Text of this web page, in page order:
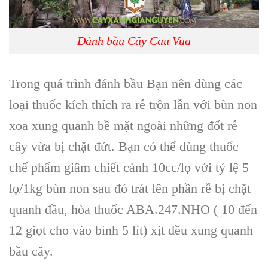
Đánh bầu Cây Cau Vua
Trong quá trình đánh bầu Bạn nên dùng các
loại thuốc kích thích ra rễ trộn lẫn với bùn non
xoa xung quanh bề mặt ngoài những đốt rễ
cây vừa bị chặt đứt. Bạn có thể dùng thuốc
chế phẩm giâm chiết cành 10cc/lọ với tỷ lệ 5
lọ/1kg bùn non sau đó trát lên phần rễ bị chặt
quanh đầu, hòa thuốc ABA.247.NHO ( 10 đến
12 giọt cho vào bình 5 lít) xịt đều xung quanh
bầu cây.